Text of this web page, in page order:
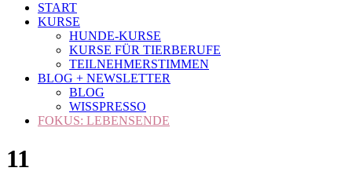
START
KURSE
HUNDE-KURSE
KURSE FÜR TIERBERUFE
TEILNEHMERSTIMMEN
BLOG + NEWSLETTER
BLOG
WISSPRESSO
FOKUS: LEBENSENDE
11